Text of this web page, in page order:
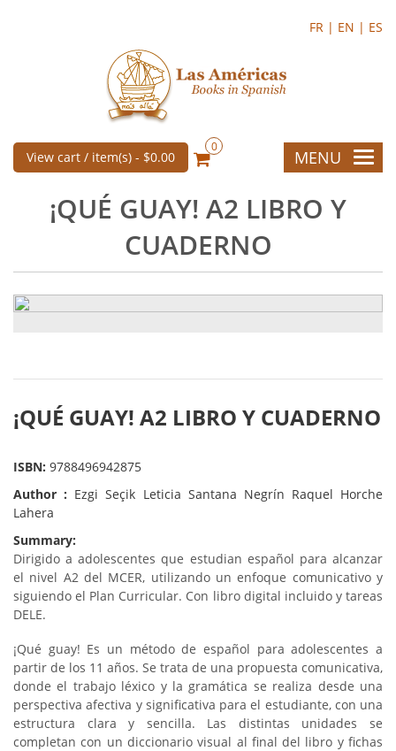
FR | EN | ES
View cart / item(s) - $0.00
0
MENU
¡QUÉ GUAY! A2 LIBRO Y
CUADERNO
¡QUÉ GUAY! A2 LIBRO Y CUADERNO
ISBN: 9788496942875
Author : Ezgi Seçik Leticia Santana Negrín Raquel Horche
Lahera
Summary:
Dirigido a adolescentes que estudian español para alcanzar
el nivel A2 del MCER, utilizando un enfoque comunicativo y
siguiendo el Plan Curricular. Con libro digital incluido y tareas
DELE.
¡Qué guay! Es un método de español para adolescentes a
partir de los 11 años. Se trata de una propuesta comunicativa,
donde el trabajo léxico y la gramática se realiza desde una
perspectiva afectiva y significativa para el estudiante, con una
estructura clara y sencilla. Las distintas unidades se
completan con un diccionario visual al final del libro y fichas